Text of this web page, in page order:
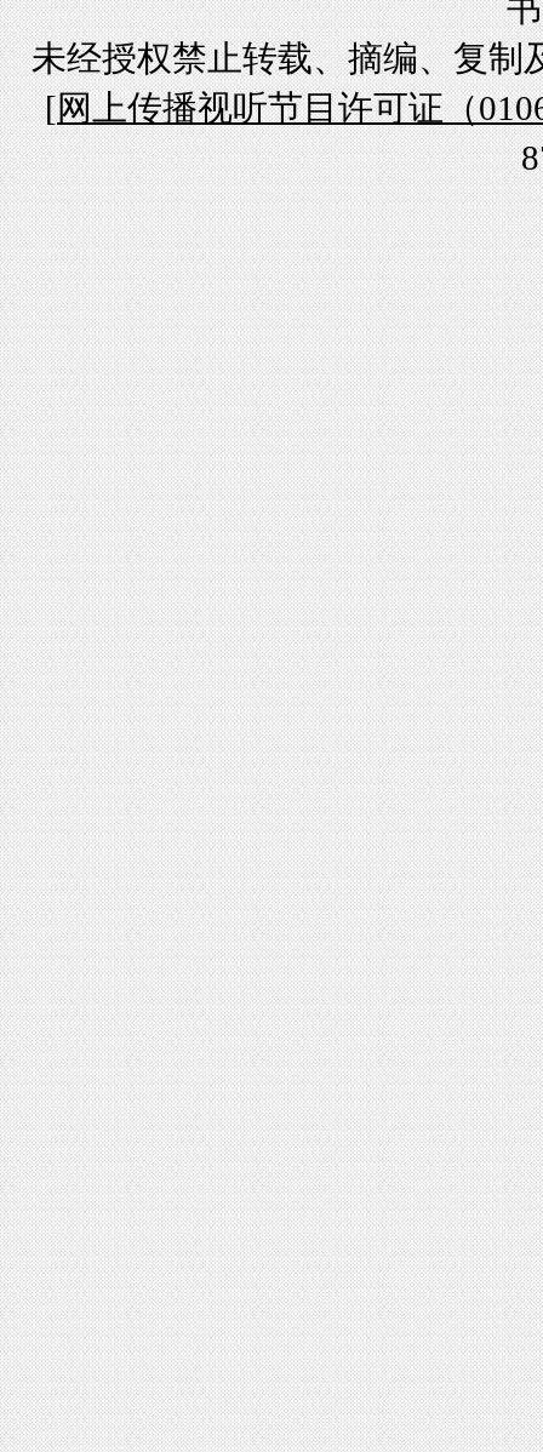
未经授权禁止转载、摘编、复制
[网上传播视听节目许可证（